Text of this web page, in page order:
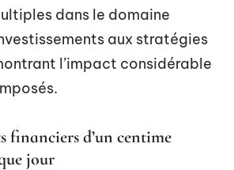
dans le domaine
aux stratégies
l’impact considérable
financiers d’un centime
jour